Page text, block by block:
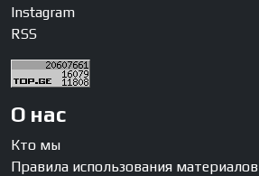
Instagram
RSS
О нас
Кто мы
Правила использования материалов